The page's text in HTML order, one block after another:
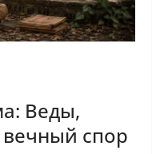
Веды,
спор